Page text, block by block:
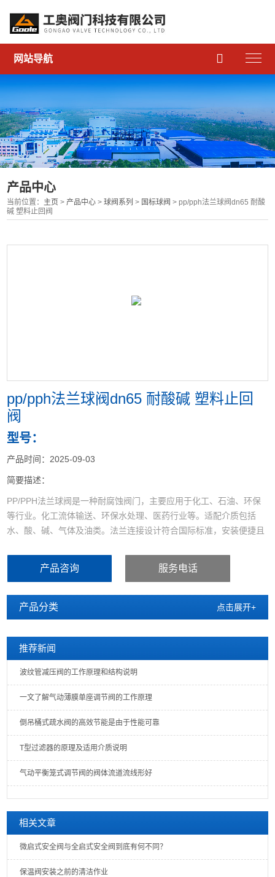
网站导航 
产品中心
当前位置： 主页 > 产品中心 >球阀系列 > 国标球阀 > pp/pph法兰球阀dn65 耐酸
碱 塑料止回阀
pp/pph法兰球阀dn65 耐酸碱 塑料止回
阀
型号：
产品时间：2025-09-03
简要描述：
PP/PPH法兰球阀是一种耐腐蚀阀门，主要应用于化工、石油、环保
等行业。化工流体输送、环保水处理、医药行业等‌。适配介质包括
水、酸、碱、气体及油类‌。法兰连接设计符合国际标准，安装便捷且
产品咨询 服务电话
产品分类 点击展开+
推荐新闻
波纹管减压阀的工作原理和结构说明
一文了解气动薄膜单座调节阀的工作原理
倒吊桶式疏水阀的高效节能是由于性能可靠
T型过滤器的原理及适用介质说明
气动平衡笼式调节阀的阀体流道流线形好
相关文章
微启式安全阀与全启式安全阀到底有何不同？
保温阀安装之前的清洁作业